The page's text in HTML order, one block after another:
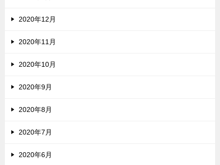
2020年12月
2020年11月
2020年10月
2020年9月
2020年8月
2020年7月
2020年6月